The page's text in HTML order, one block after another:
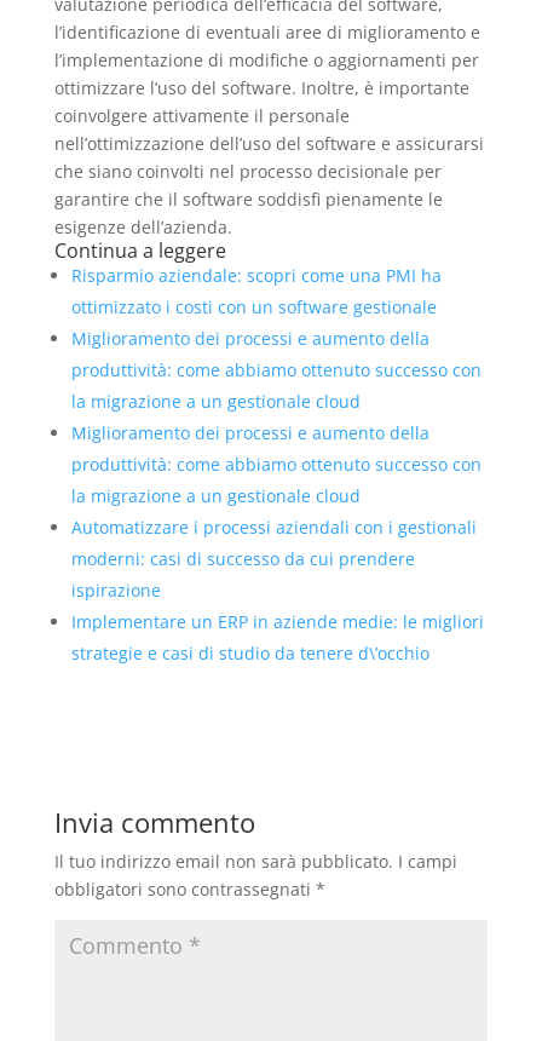
l’identificazione di eventuali aree di miglioramento e
l’implementazione di modifiche o aggiornamenti per
ottimizzare l’uso del software. Inoltre, è importante
coinvolgere attivamente il personale
nell’ottimizzazione dell’uso del software e assicurarsi
che siano coinvolti nel processo decisionale per
garantire che il software soddisfi pienamente le
esigenze dell’azienda.
Continua a leggere
Risparmio aziendale: scopri come una PMI ha
ottimizzato i costi con un software gestionale
Miglioramento dei processi e aumento della
produttività: come abbiamo ottenuto successo con
la migrazione a un gestionale cloud
Miglioramento dei processi e aumento della
produttività: come abbiamo ottenuto successo con
la migrazione a un gestionale cloud
Automatizzare i processi aziendali con i gestionali
moderni: casi di successo da cui prendere
ispirazione
Implementare un ERP in aziende medie: le migliori
strategie e casi di studio da tenere d\’occhio
Invia commento
Il tuo indirizzo email non sarà pubblicato. I campi
obbligatori sono contrassegnati *